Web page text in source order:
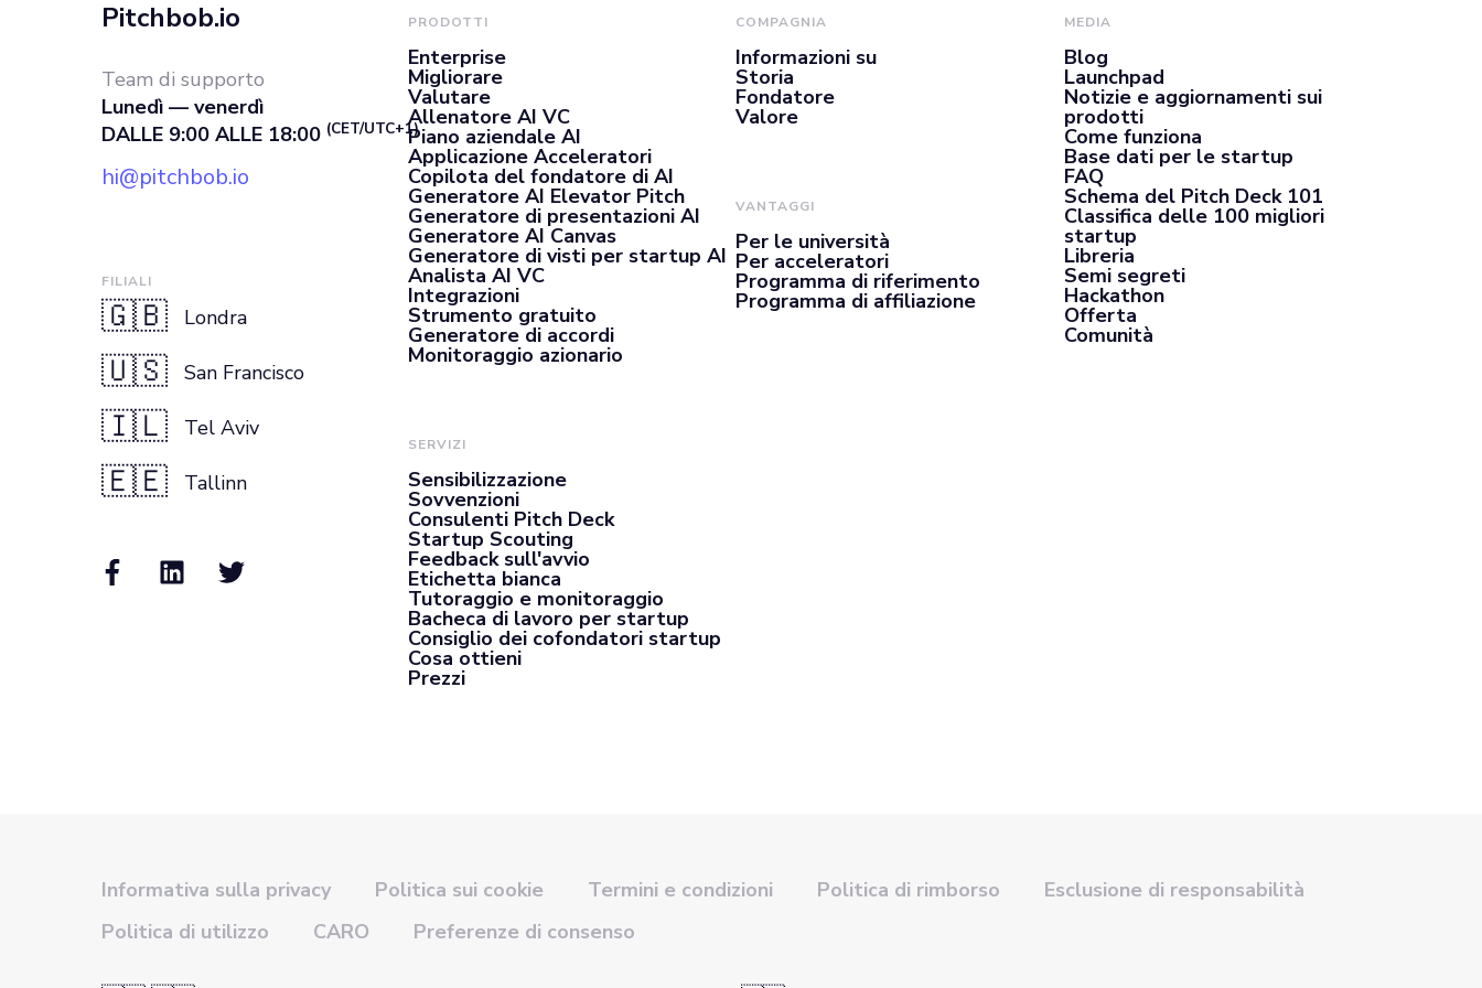
Pitchbob.io
Team di supporto
Lunedì — venerdì
DALLE 9:00 ALLE 18:00 (CET/UTC+1)
hi@pitchbob.io
FILIALI
🇬🇧 Londra
🇺🇸 San Francisco
🇮🇱 Tel Aviv
🇪🇪 Tallinn
PRODOTTI
Enterprise
Migliorare
Valutare
Allenatore AI VC
Piano aziendale AI
Applicazione Acceleratori
Copilota del fondatore di AI
Generatore AI Elevator Pitch
Generatore di presentazioni AI
Generatore AI Canvas
Generatore di visti per startup AI
Analista AI VC
Integrazioni
Strumento gratuito
Generatore di accordi
Monitoraggio azionario
SERVIZI
Sensibilizzazione
Sovvenzioni
Consulenti Pitch Deck
Startup Scouting
Feedback sull'avvio
Etichetta bianca
Tutoraggio e monitoraggio
Bacheca di lavoro per startup
Consiglio dei cofondatori startup
Cosa ottieni
Prezzi
COMPAGNIA
Informazioni su
Storia
Fondatore
Valore
VANTAGGI
Per le università
Per acceleratori
Programma di riferimento
Programma di affiliazione
MEDIA
Blog
Launchpad
Notizie e aggiornamenti sui
prodotti
Come funziona
Base dati per le startup
FAQ
Schema del Pitch Deck 101
Classifica delle 100 migliori
startup
Libreria
Semi segreti
Hackathon
Offerta
Comunità
Informativa sulla privacy Politica sui cookie Termini e condizioni Politica di rimborso
Esclusione di responsabilità
Politica di utilizzo
CARO Preferenze di consenso